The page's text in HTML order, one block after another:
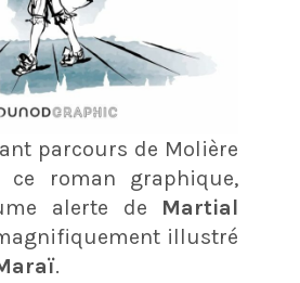
parcours de Molière
ce roman graphique,
alerte de Martial
illustré
.